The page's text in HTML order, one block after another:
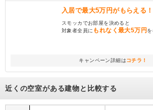
入居で最大5万円がもらえる
スモッカでお部屋を決めると
対象者全員に もれなく最大5万円
キャンペーン詳細はコチラ！
近くの空室がある建物と比較する